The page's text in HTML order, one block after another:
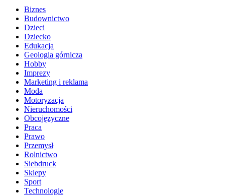
Biznes
Budownictwo
Dzieci
Dziecko
Edukacja
Geologia górnicza
Hobby
Imprezy
Marketing i reklama
Moda
Motoryzacja
Nieruchomości
Obcojęzyczne
Praca
Prawo
Przemysł
Rolnictwo
Siebdruck
Sklepy
Sport
Technologie